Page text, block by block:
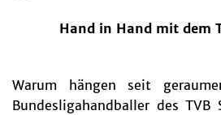
Hand in Hand mit dem
Warum hängen seit
Bundesligahandballer des